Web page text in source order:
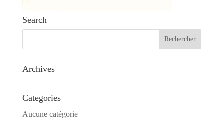
Search
Archives
Categories
Aucune catégorie